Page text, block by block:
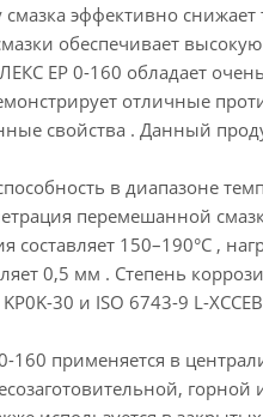
смазка эффективно
обеспечивает
ЕР 0-160 обладает очень
отличные
свойства . Данный
в диапазоне
перемешанной
составляет 150–190°C ,
0,5 мм . Степень
30 и ISO 6743-9 L-
применяется в